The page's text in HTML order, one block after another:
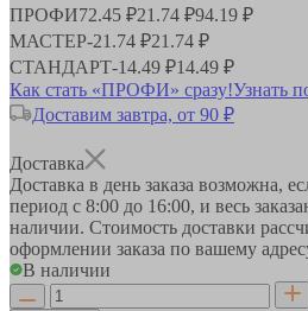
ПРОФИ72.45 ₽21.74 ₽94.19 ₽
МАСТЕР-21.74 ₽21.74 ₽
СТАНДАРТ-14.49 ₽14.49 ₽
Как стать «ПРОФИ» сразу!Узнать
Доставим завтра, от 90 ₽
Доставка
Доставка в день заказа возможна,
период с 8:00 до 16:00, и весь
наличии. Стоимость доставки
оформлении заказа по вашему
В наличии